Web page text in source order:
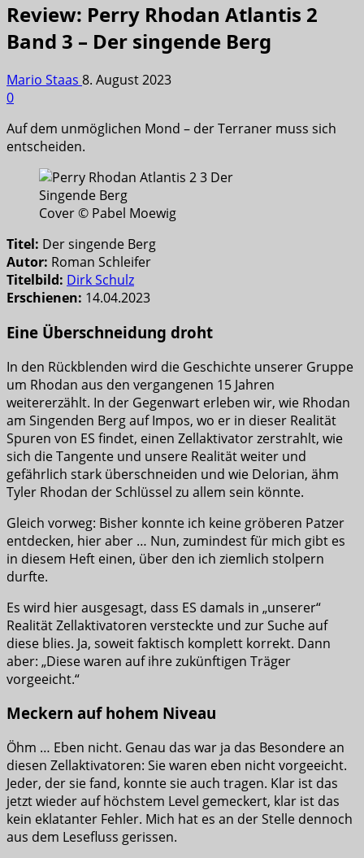
Review: Perry Rhodan Atlantis 2
Band 3 – Der singende Berg
Mario Staas 8. August 2023
0
Auf dem unmöglichen Mond – der Terraner muss sich
entscheiden.
Cover © Pabel Moewig
Titel: Der singende Berg
Autor: Roman Schleifer
Titelbild: Dirk Schulz
Erschienen: 14.04.2023
Eine Überschneidung droht
In den Rückblenden wird die Geschichte unserer Gruppe
um Rhodan aus den vergangenen 15 Jahren
weitererzählt. In der Gegenwart erleben wir, wie Rhodan
am Singenden Berg auf Impos, wo er in dieser Realität
Spuren von ES findet, einen Zellaktivator zerstrahlt, wie
sich die Tangente und unsere Realität weiter und
gefährlich stark überschneiden und wie Delorian, ähm
Tyler Rhodan der Schlüssel zu allem sein könnte.
Gleich vorweg: Bisher konnte ich keine gröberen Patzer
entdecken, hier aber … Nun, zumindest für mich gibt es
in diesem Heft einen, über den ich ziemlich stolpern
durfte.
Es wird hier ausgesagt, dass ES damals in „unserer“
Realität Zellaktivatoren versteckte und zur Suche auf
diese blies. Ja, soweit faktisch komplett korrekt. Dann
aber: „Diese waren auf ihre zukünftigen Träger
vorgeeicht.“
Meckern auf hohem Niveau
Öhm … Eben nicht. Genau das war ja das Besondere an
diesen Zellaktivatoren: Sie waren eben nicht vorgeeicht.
Jeder, der sie fand, konnte sie auch tragen. Klar ist das
jetzt wieder auf höchstem Level gemeckert, klar ist das
kein eklatanter Fehler. Mich hat es an der Stelle dennoch
aus dem Lesefluss gerissen.